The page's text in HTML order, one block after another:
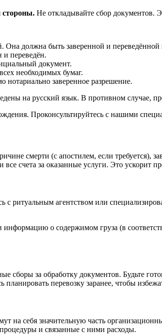
стороны. Не откладывайте сбор документов.
Она должна быть заверенной и переведённой
и переведён.
документ.
необходимых бумаг.
нотариально заверенное разрешение.
на русский язык. В противном случае,
Проконсультируйтесь с нашими
смерти (с апостилем, если требуется),
счета за оказанные услуги. Это ускорит
с ритуальным агентством или
информацию о содержимом груза (в
за обработку документов. Будьте
планировать перевозку заранее, чтобы
себя значительную часть
и связанные с ними расходы.